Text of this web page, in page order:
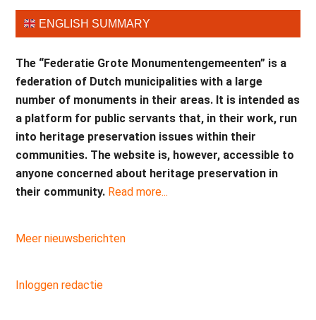
ENGLISH SUMMARY
The “Federatie Grote Monumentengemeenten” is a
federation of Dutch municipalities with a large
number of monuments in their areas. It is intended as
a platform for public servants that, in their work, run
into heritage preservation issues within their
communities. The website is, however, accessible to
anyone concerned about heritage preservation in
their community. Read more...
Meer nieuwsberichten
Inloggen redactie